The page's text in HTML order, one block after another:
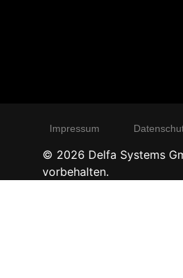
Impressum
© 2026 Delfa Systems
vorbehalten.